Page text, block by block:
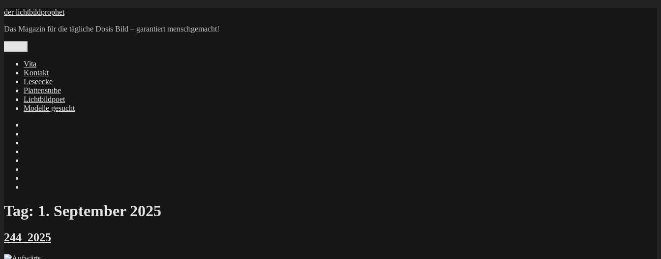
Zum
springen
der lichtbildprophet
Das Magazin für die tägliche Dosis Bild – garantiert menschgemacht!
Vita
Kontakt
Leseecke
Plattenstube
Lichtbildpoet
Modelle gesucht
Tag: 1. September 2025
244_2025